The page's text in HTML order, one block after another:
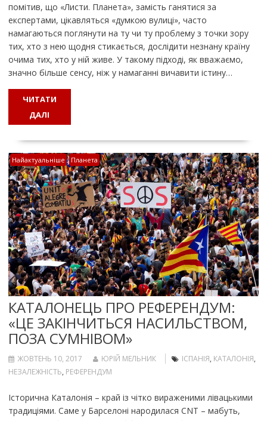
помітив, що «Листи. Планета», замість ганятися за
експертами, цікавляться «думкою вулиці», часто
намагаються поглянути на ту чи ту проблему з точки зору
тих, хто з нею щодня стикається, дослідити незнану країну
очима тих, хто у ній живе. У такому підході, як вважаємо,
значно більше сенсу, ніж у намаганні вичавити істину…
ЧИТАТИ
ДАЛІ
Найактуальніше Планета
КАТАЛОНЕЦЬ ПРО РЕФЕРЕНДУМ:
«ЦЕ ЗАКІНЧИТЬСЯ НАСИЛЬСТВОМ,
ПОЗА СУМНІВОМ»
ЖОВТЕНЬ 10, 2017 ЮРІЙ МЕЛЬНИК ІСПАНІЯ, КАТАЛОНІЯ,
НЕЗАЛЕЖНІСТЬ, РЕФЕРЕНДУМ
Історична Каталонія – край із чітко вираженими лівацькими
традиціями. Саме у Барселоні народилася CNT – мабуть,